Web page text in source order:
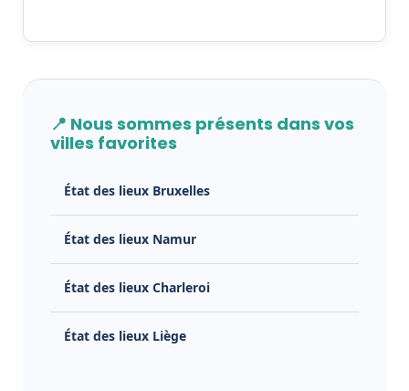
📍 Nous sommes présents dans vos
villes favorites
État des lieux Bruxelles
État des lieux Namur
État des lieux Charleroi
État des lieux Liège